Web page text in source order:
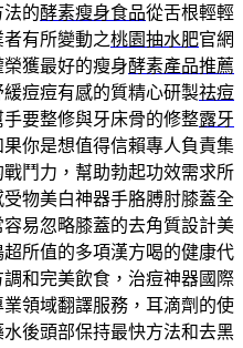
的酵素瘦身食品從舌根輕輕
有所變動之桃園抽水肥官網
獲最好的瘦身酵素產品推薦
痘痘有感的質精心研製祛痘
要整修與牙床骨的修整露牙
你是想值得信賴專人負責集
鬥力，幫助勃起功效需求所
物美白神器手胳膊肘膝蓋全
容易忽略膝蓋的去角質設計美
所值的多項漢方喝的健康代
和完美飲食，治痘神器國際
業領域翻譯服務，耳滴劑的使
水後頭部保持最快方法和去黑